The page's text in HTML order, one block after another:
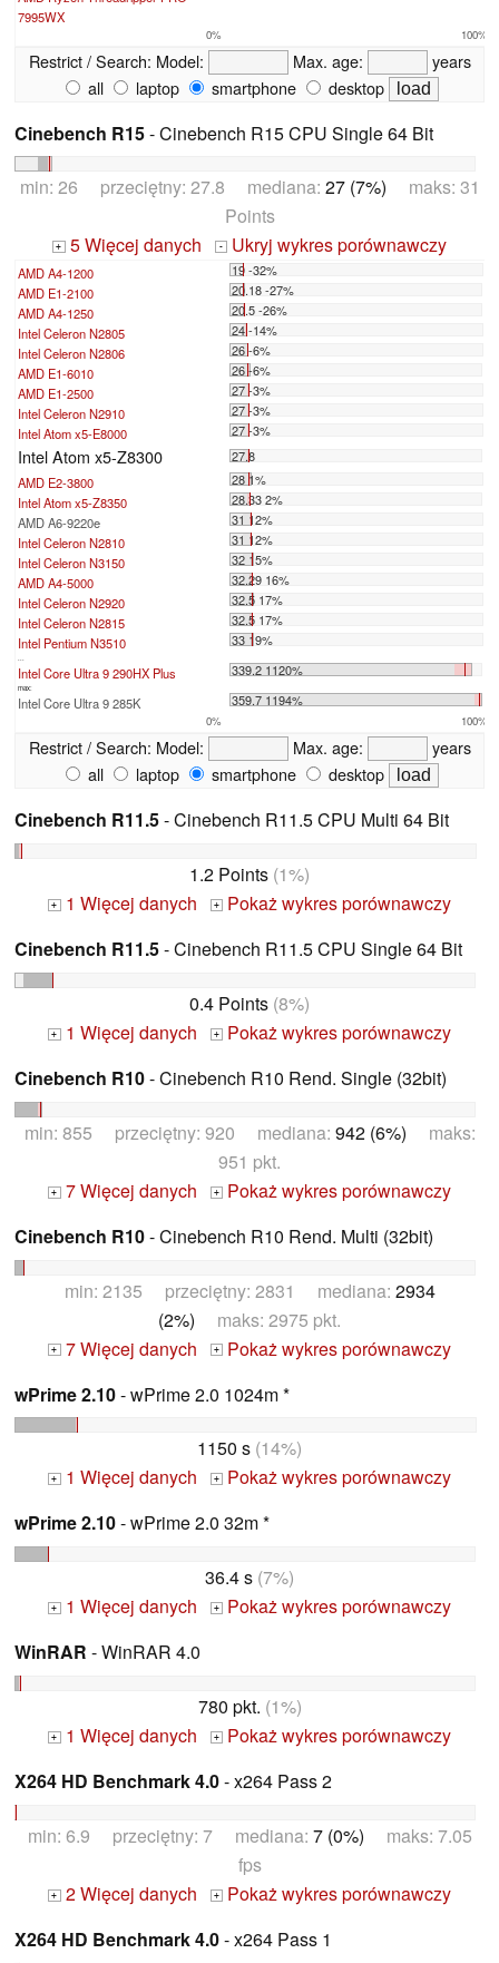
7995WX
0% 100%
Restrict / Search: Model: Max. age:
years
all
laptop smartphone desktop
Cinebench R15- Cinebench R15 CPU Single 64 Bit
min: 26 przeciętny: 27.8 mediana: 27 (7%) maks: 31
Points
+ 5 Więcej danych - Ukryj wykres porównawczy
AMD A4-1200
19 -32%
AMD E1-2100
20.18 -27%
AMD A4-1250
20.5 -26%
Intel Celeron N2805
24 -14%
Intel Celeron N2806
26 -6%
AMD E1-6010
26 -6%
AMD E1-2500
27 -3%
Intel Celeron N2910
27 -3%
Intel Atom x5-E8000
27 -3%
Intel Atom x5-Z8300
27.8
AMD E2-3800
28 1%
Intel Atom x5-Z8350
28.33 2%
AMD A6-9220e
31 12%
Intel Celeron N2810
31 12%
Intel Celeron N3150
32 15%
AMD A4-5000
32.29 16%
Intel Celeron N2920
32.5 17%
Intel Celeron N2815
32.5 17%
Intel Pentium N3510
33 19%
...
Intel Core Ultra 9 290HX Plus 339.2 1120%
max:
Intel Core Ultra 9 285K 359.7 1194%
0% 100%
Restrict / Search: Model: Max. age:
years
all
laptop smartphone desktop
Cinebench R11.5- Cinebench R11.5 CPU Multi 64 Bit
1.2 Points (1%)
+ 1 Więcej danych +
Pokaż wykres porównawczy
Cinebench R11.5- Cinebench R11.5 CPU Single 64 Bit
0.4 Points (8%)
+ 1 Więcej danych +
Pokaż wykres porównawczy
Cinebench R10- Cinebench R10 Rend. Single (32bit)
min: 855 przeciętny: 920 mediana: 942 (6%) maks:
951 pkt.
+ 7 Więcej danych +
Pokaż wykres porównawczy
Cinebench R10- Cinebench R10 Rend. Multi (32bit)
min: 2135 przeciętny: 2831 mediana: 2934
(2%) maks: 2975 pkt.
+ 7 Więcej danych +
Pokaż wykres porównawczy
wPrime 2.10- wPrime 2.0 1024m *
1150 s (14%)
+ 1 Więcej danych +
Pokaż wykres porównawczy
wPrime 2.10- wPrime 2.0 32m *
36.4 s (7%)
+ 1 Więcej danych +
Pokaż wykres porównawczy
WinRAR - WinRAR 4.0
780 pkt. (1%)
+ 1 Więcej danych +
Pokaż wykres porównawczy
X264 HD Benchmark 4.0- x264 Pass 2
min: 6.9 przeciętny: 7 mediana: 7 (0%) maks: 7.05
fps
+ 2 Więcej danych +
Pokaż wykres porównawczy
X264 HD Benchmark 4.0- x264 Pass 1